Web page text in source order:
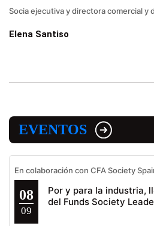
Socia ejecutiva y directora comercial y
Elena Santiso
EVENTOS
En colaboración con CFA Society
08
09
Por y para la industria,
del Funds Society